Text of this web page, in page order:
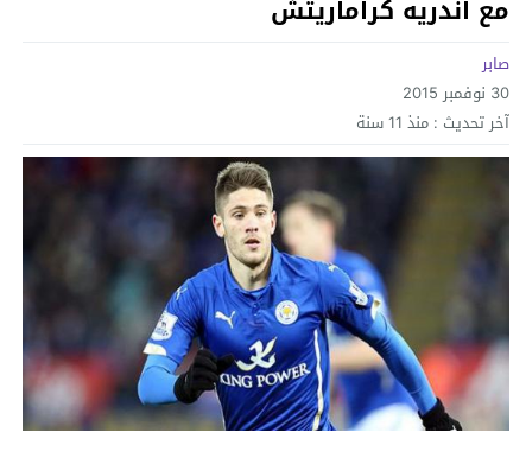
مع اندريه كراماريتش
صابر
30 نوفمبر 2015
آخر تحديث : منذ 11 سنة